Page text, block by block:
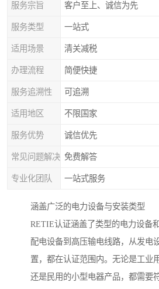
服务宗旨 客户至上、诚信为先
服务类型 一站式
适用场景 清关减税
办理流程 简便快捷
服务追溯性 可追溯
适用地区 不限国家
服务优势 诚信优先
常见问题解决 免费解答
专业化团队 一站式服务
涵盖广泛的电力设备与安装类型
RETIE认证涵盖了类型的电力设备
配电设备到高压输电线路，从发电
置，都在认证范围内。无论是工业
还是民用的小型电器产品，都需要